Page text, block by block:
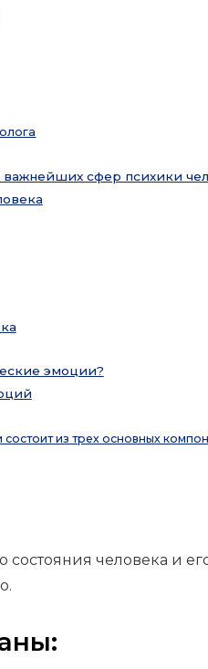
сфер психики
эмоции?
из трех основных
человека и